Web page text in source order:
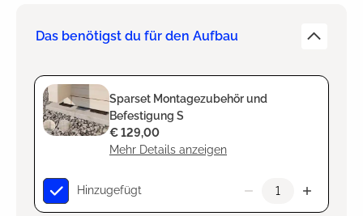
Das benötigst du für den Aufbau
Sparset Montagezubehör und
Befestigung S
Mehr Details anzeigen
€ 129,00
Hinzugefügt